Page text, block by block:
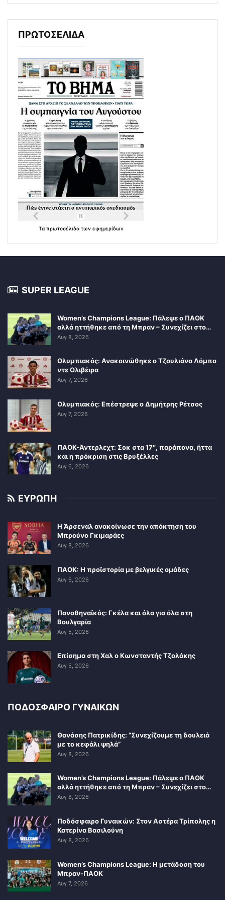
ΠΡΩΤΟΣΕΛΙΔΑ
Τα πρωτοσέλιδα των εφημερίδων
SUPER LEAGUE
Women’s Champions League: Πάλεψε ο ΠΑΟΚ
αλλά ηττήθηκε από τη Μπραν – Συνεχίζει στο…
Αυγ 8, 2026
Ολυμπιακός: Ανακοινώθηκε ο Τζουλιάνο Λόμπο
ντε Ολιβέιρα
Αυγ 7, 2026
Ολυμπιακός: Επέστρεψε ο Δημήτρης Ρέτσος
Αυγ 7, 2026
ΠΑΟΚ-Άντερλεχτ: Σοκ στα 17″, παράπονα, ήττα
και η πρόκριση στις Βρυξέλλες
Αυγ 6, 2026
ΕΥΡΩΠΗ
Η Άρσεναλ ανακοίνωσε την απόκτηση του
Μπρούνο Γκιμαράες
Αυγ 8, 2026
ΠΑΟΚ: Η προϊστορία με βελγικές ομάδες
Αυγ 6, 2026
Παναθηναϊκός: Γκέλα και όλα για όλα στη
Βουλγαρία
Αυγ 5, 2026
Επίσημα στη Χαλ ο Κωνσταντής Τζολάκης
Αυγ 5, 2026
ΠΟΔΟΣΦΑΙΡΟ ΓΥΝΑΙΚΩΝ
Θανάσης Πατρικίδης: “Συνεχίζουμε τη δουλειά
με το κεφάλι ψηλά”
Αυγ 8, 2026
Women’s Champions League: Πάλεψε ο ΠΑΟΚ
αλλά ηττήθηκε από τη Μπραν – Συνεχίζει στο…
Αυγ 8, 2026
Ποδόσφαιρο Γυναικών: Στον Αστέρα Τρίπολης η
Κατερίνα Βασιλούνη
Αυγ 8, 2026
Women’s Champions League: Η μετάδοση του
Μπραν-ΠΑΟΚ
Αυγ 7, 2026